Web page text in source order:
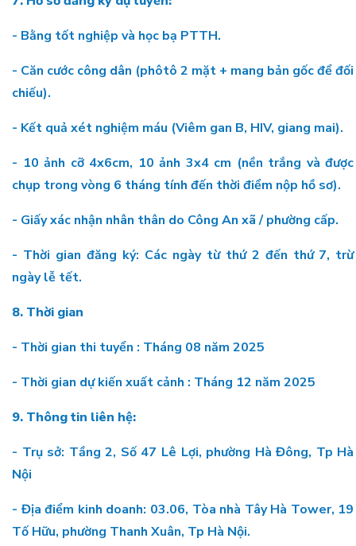
- Bằng tốt nghiệp và học bạ PTTH.
- Căn cước công dân (phôtô 2 mặt + mang bản gốc để đối
chiếu).
- Kết quả xét nghiệm máu (Viêm gan B, HIV, giang mai).
- 10 ảnh cỡ 4x6cm, 10 ảnh 3x4 cm (nền trắng và được
chụp trong vòng 6 tháng tính đến thời điểm nộp hồ sơ).
- Giấy xác nhận nhân thân do Công An xã / phường cấp.
- Thời gian đăng ký: Các ngày từ thứ 2 đến thứ 7, trừ
ngày lễ tết.
8. Thời gian
- Thời gian thi tuyển : Tháng 08 năm 2025
- Thời gian dự kiến xuất cảnh : Tháng 12 năm 2025
9. Thông tin liên hệ:
- Trụ sở: Tầng 2, Số 47 Lê Lợi, phường Hà Đông, Tp Hà
Nội
- Địa điểm kinh doanh: 03.06, Tòa nhà Tây Hà Tower, 19
Tố Hữu, phường Thanh Xuân, Tp Hà Nội.